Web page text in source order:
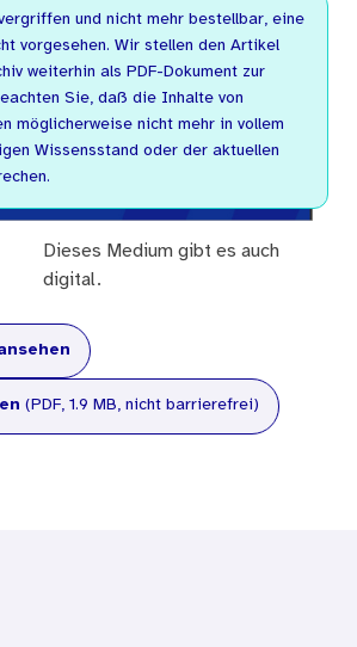
und nicht mehr bestellbar, eine
vorgesehen. Wir stellen den Artikel
weiterhin als PDF-Dokument zur
Sie, daß die Inhalte von
möglicherweise nicht mehr in vollem
Wissensstand oder der aktuellen
Dieses Medium gibt es auch
digital.
(PDF, 1.9 MB, nicht barrierefrei)